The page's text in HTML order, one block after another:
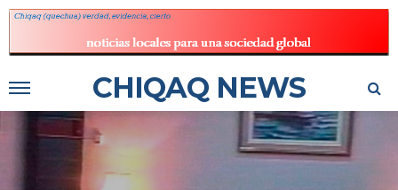
CHIQAQ NEWS